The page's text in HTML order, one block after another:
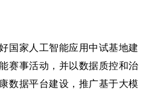
国家人工智能应用中试基地建
赛事活动，并以数据质控和治
数据平台建设，推广基于大模